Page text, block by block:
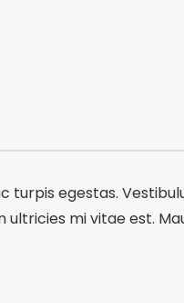
egestas.
mi vitae est.